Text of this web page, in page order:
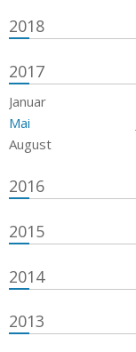
2018
2017
Januar
Mai
August
2016
2015
2014
2013